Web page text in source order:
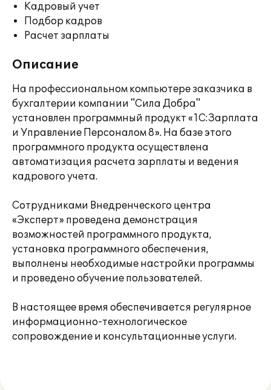
Кадровый учет
Подбор кадров
Расчет зарплаты
Описание
На профессиональном компьютере заказчика в
бухгалтерии компании "Сила Добра"
установлен программный продукт «1С:Зарплата
и Управление Персоналом 8». На базе этого
программного продукта осуществлена
автоматизация расчета зарплаты и ведения
кадрового учета.
Сотрудниками Внедренческого центра
«Эксперт» проведена демонстрация
возможностей программного продукта,
установка программного обеспечения,
выполнены необходимые настройки программы
и проведено обучение пользователей.
В настоящее время обеспечивается регулярное
информационно-технологическое
сопровождение и консультационные услуги.